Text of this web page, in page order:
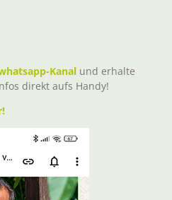
Kanal und erhalte
direkt aufs Handy!